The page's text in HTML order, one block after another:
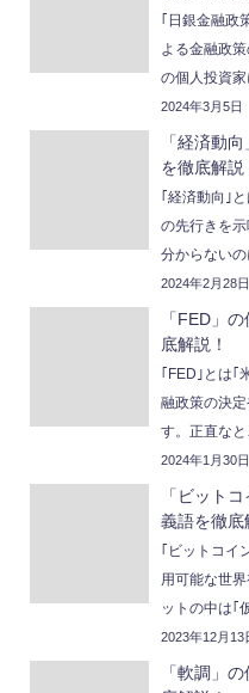
｢日銀金融政
よる金融政
の個人投資家
2024年3月5日
「経済動
を徹底解説
｢経済動向｣
の先行きを
分からないの
2024年2月28日
「FED」
底解説！
｢FED｣とは
融政策の決
す。正直なと
2024年1月30日
「ビット
義語を徹底
｢ビットコイ
用可能な世
ットの中は｢
2023年12月13
「軟調」